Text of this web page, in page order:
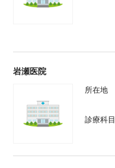
岩瀬医院
所在地
診療科目